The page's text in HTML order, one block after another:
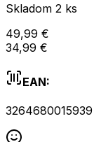
Skladom 2 ks
49,99 €
34,99 €
EAN:
3264680015939